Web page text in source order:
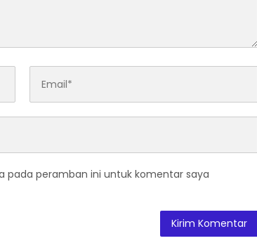
pada peramban ini untuk komentar saya